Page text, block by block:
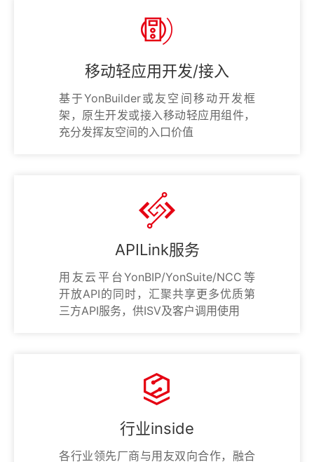
移动轻应用开发/接入
基于YonBuilder或友空间移动开发框
架，原生开发或接入移动轻应用组件，
充分发挥友空间的入口价值
APILink服务
用友云平台YonBIP/YonSuite/NCC等
开放API的同时，汇聚共享更多优质第
三方API服务，供ISV及客户调用使用
行业inside
各行业领先厂商与用友双向合作，融合